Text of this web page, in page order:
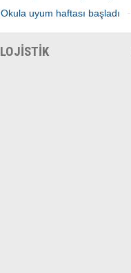
Okula uyum haftası başladı
LOJİSTİK